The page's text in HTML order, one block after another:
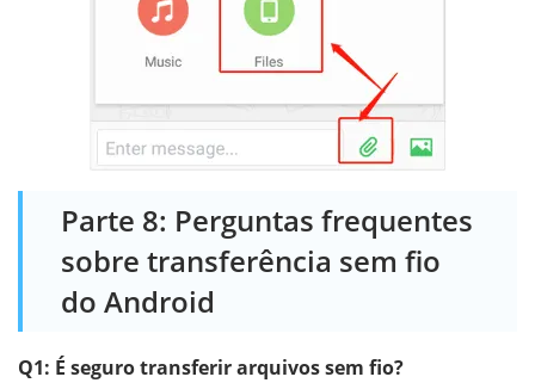
Parte 8: Perguntas frequentes
sobre transferência sem fio
do Android
Q1: É seguro transferir arquivos sem fio?